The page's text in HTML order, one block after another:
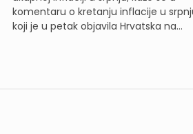
komentaru o kretanju inflacije u
koji je u petak objavila Hrvatska na...